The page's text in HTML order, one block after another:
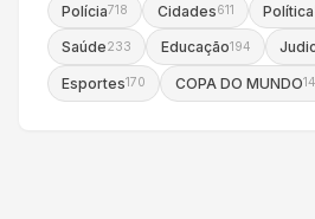
Polícia718 Cidades611 Política
Saúde233 Educação194
Esportes170 COPA DO MUNDO